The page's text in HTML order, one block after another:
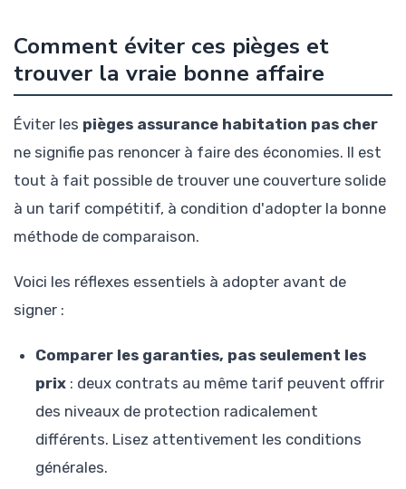
Comment éviter ces pièges et
trouver la vraie bonne affaire
Éviter les pièges assurance habitation pas cher
ne signifie pas renoncer à faire des économies. Il est
tout à fait possible de trouver une couverture solide
à un tarif compétitif, à condition d'adopter la bonne
méthode de comparaison.
Voici les réflexes essentiels à adopter avant de
signer :
Comparer les garanties, pas seulement les
prix : deux contrats au même tarif peuvent offrir
des niveaux de protection radicalement
différents. Lisez attentivement les conditions
générales.